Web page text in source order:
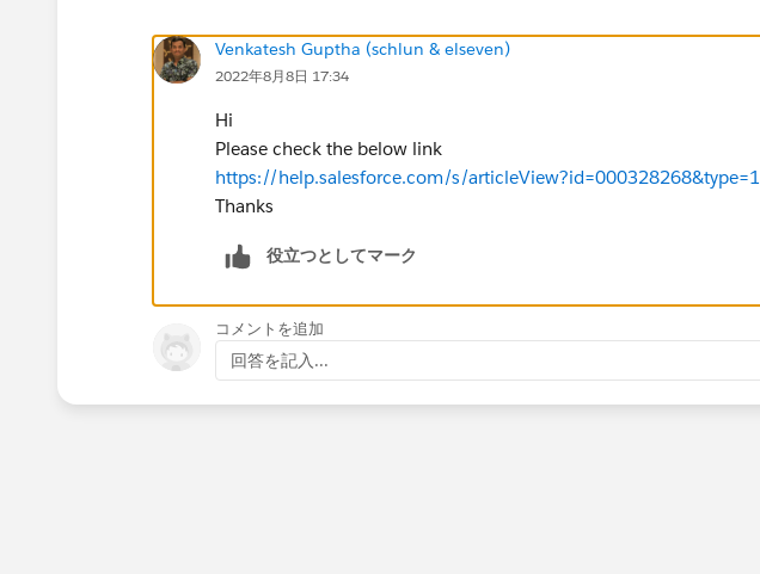
Venkatesh Guptha (schlun & elseven)
2022年8月8日 17:34
Hi
Please check the below link
https://help.salesforce.com/s/articleView?id=000328268&type=1
Thanks
役立つとしてマーク
コメントを追加
回答を記入...